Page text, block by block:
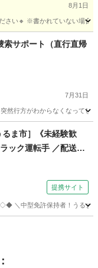
8月1日
さい🔸 ※書かれていない場合
索サポート（直行直帰
7月31日
然行方がわからなくなって
るま市］《未経験歓
ック運転手 ／配送／
ソリン代
提携サイト
中型免許保持者！うるま市